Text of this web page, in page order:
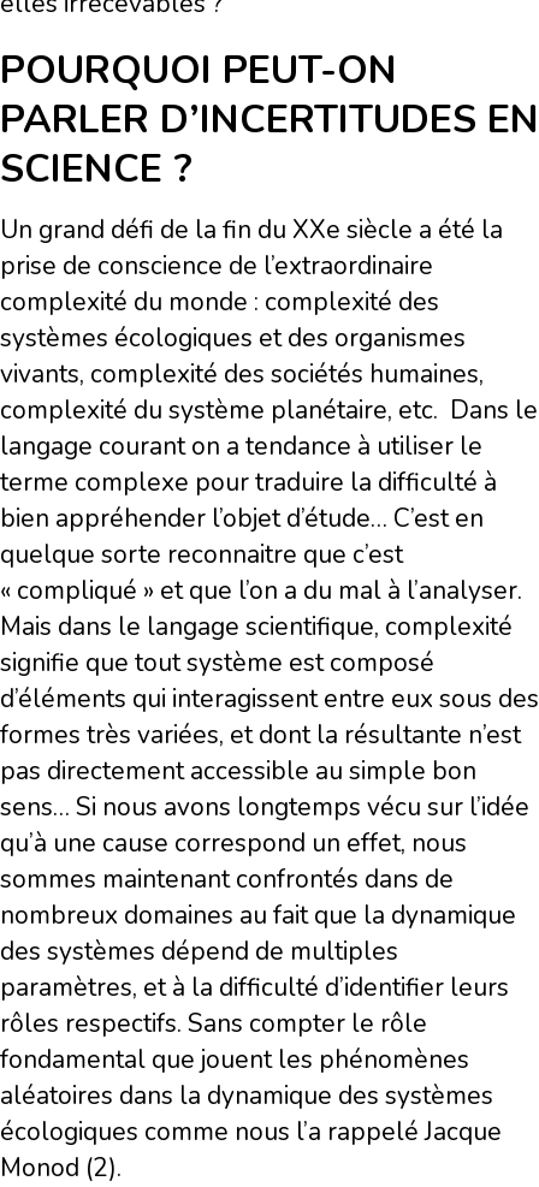
POURQUOI PEUT-ON
PARLER D’INCERTITUDES EN
SCIENCE ?
Un grand défi de la fin du XXe siècle a été la
prise de conscience de l’extraordinaire
complexité du monde : complexité des
systèmes écologiques et des organismes
vivants, complexité des sociétés humaines,
complexité du système planétaire, etc. Dans le
langage courant on a tendance à utiliser le
terme complexe pour traduire la difficulté à
bien appréhender l’objet d’étude… C’est en
quelque sorte reconnaitre que c’est
« compliqué » et que l’on a du mal à l’analyser.
Mais dans le langage scientifique, complexité
signifie que tout système est composé
d’éléments qui interagissent entre eux sous des
formes très variées, et dont la résultante n’est
pas directement accessible au simple bon
sens… Si nous avons longtemps vécu sur l’idée
qu’à une cause correspond un effet, nous
sommes maintenant confrontés dans de
nombreux domaines au fait que la dynamique
des systèmes dépend de multiples
paramètres, et à la difficulté d’identifier leurs
rôles respectifs. Sans compter le rôle
fondamental que jouent les phénomènes
aléatoires dans la dynamique des systèmes
écologiques comme nous l’a rappelé Jacque
Monod (2).